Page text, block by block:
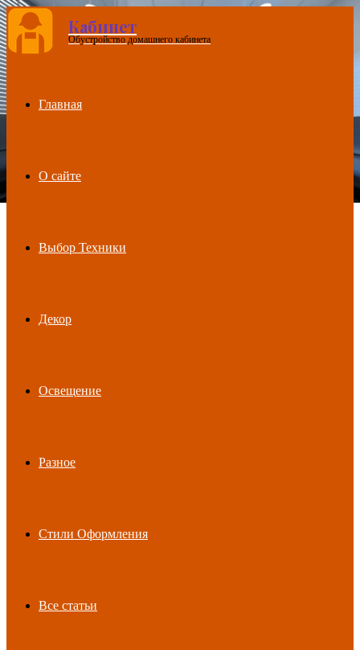
Menu
Кабинет
Обустройство домашнего кабинета
Главная
О сайте
Выбор Техники
Декор
Освещение
Разное
Стили Оформления
Все статьи